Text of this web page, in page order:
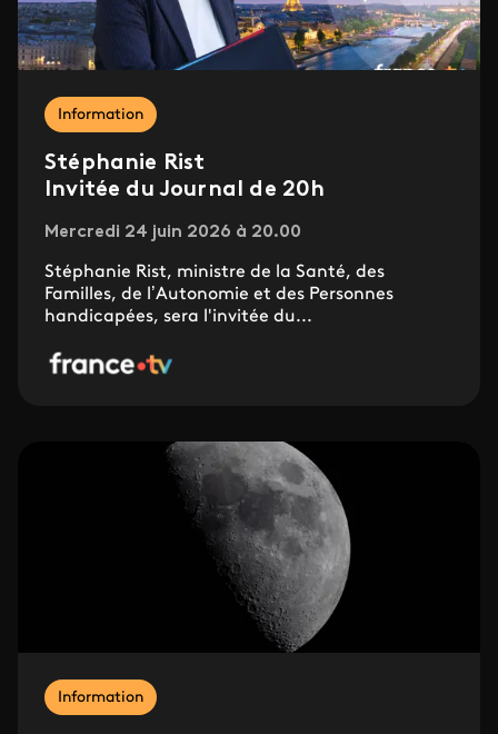
Information
Stéphanie Rist
Invitée du Journal de 20h
Mercredi 24 juin 2026 à 20.00
Stéphanie Rist, ministre de la Santé, des
Familles, de l’Autonomie et des Personnes
handicapées, sera l'invitée du...
Information